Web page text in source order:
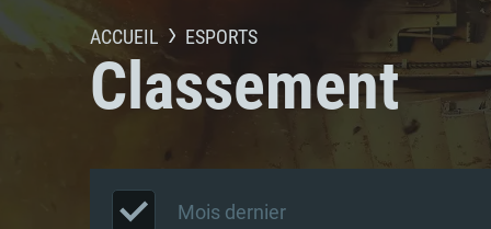
ACCUEIL ESPORTS
Classement
Mois dernier